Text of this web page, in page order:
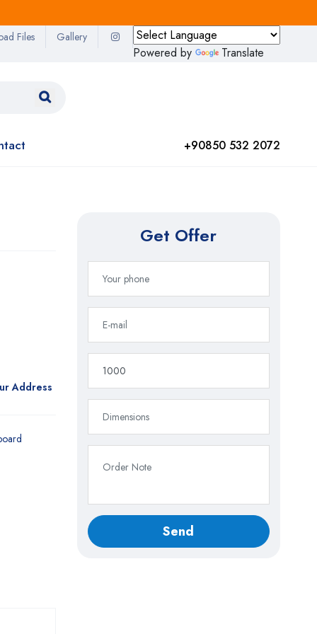
Powered by Translate
Files Gallery
+90850 532 2072
Address
Get Offer